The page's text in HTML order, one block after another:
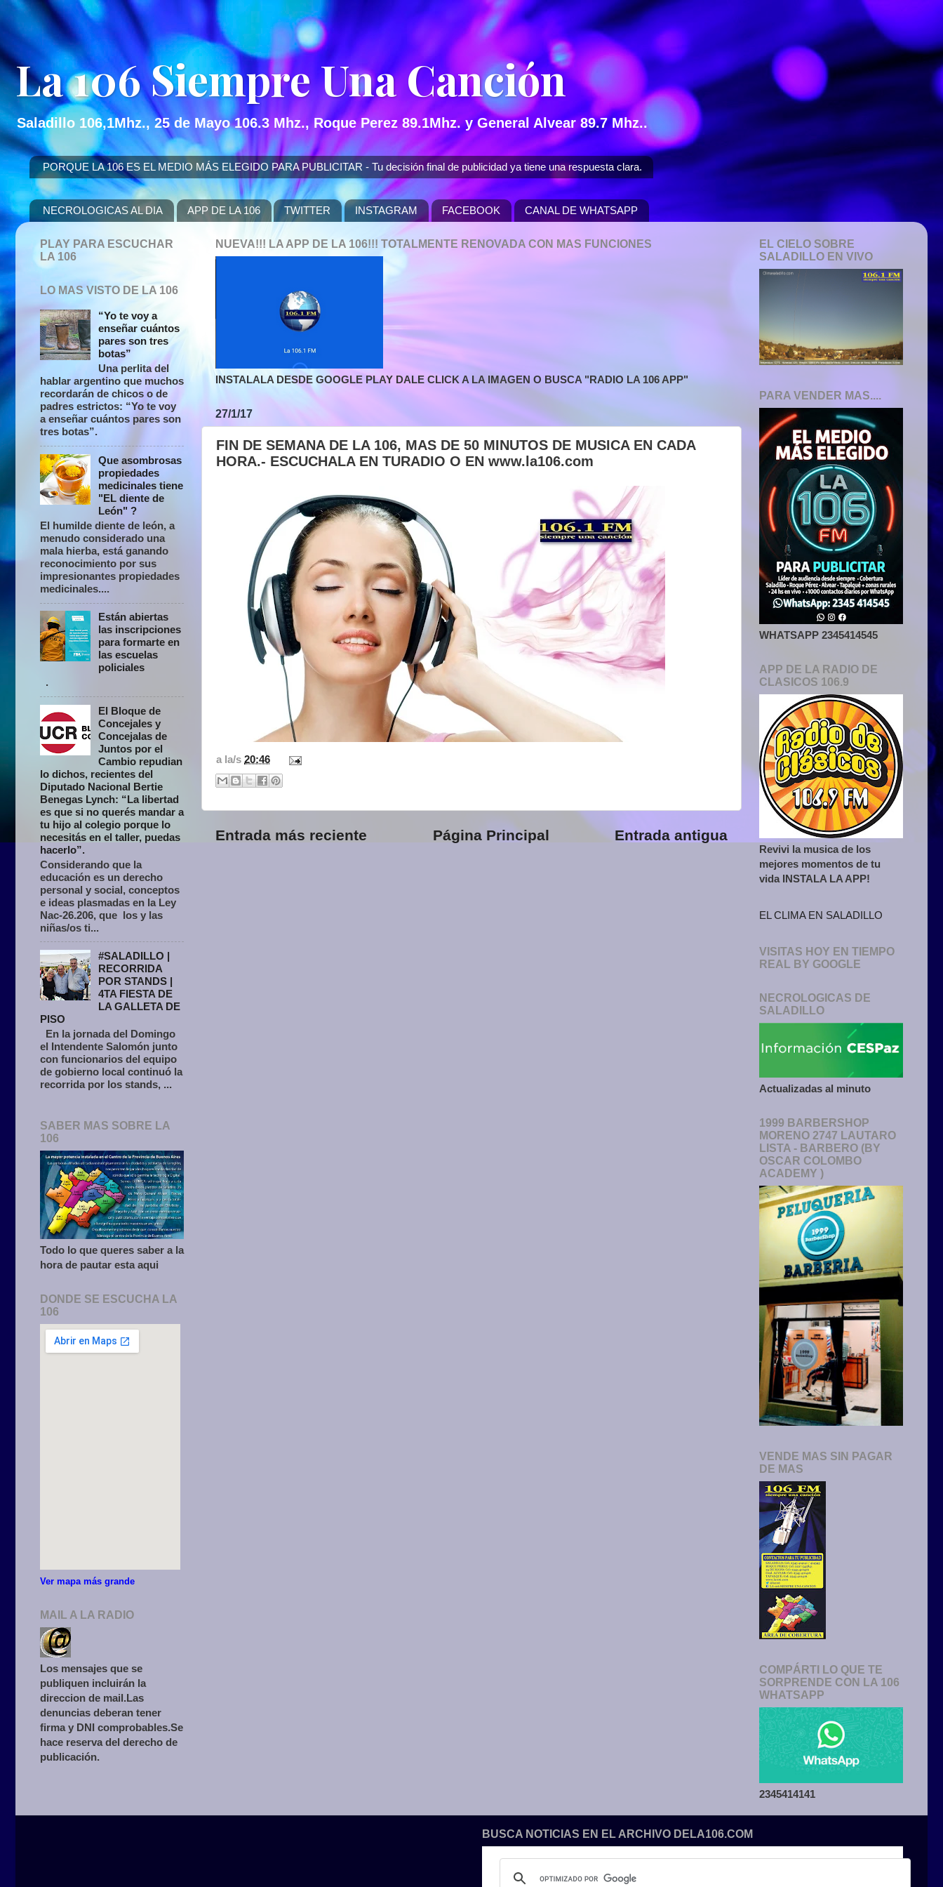
La 106 Siempre Una Canción
Saladillo 106,1Mhz., 25 de Mayo 106.3 Mhz., Roque Perez 89.1Mhz. y General Alvear 89.7 Mhz..
PORQUE LA 106 ES EL MEDIO MÁS ELEGIDO PARA PUBLICITAR - Tu decisión final de publicidad ya tiene una respuesta clara.
NECROLOGICAS AL DIA APP DE LA 106 TWITTER INSTAGRAM FACEBOOK CANAL DE WHATSAPP
NUEVA!!! LA APP DE LA 106!!! TOTALMENTE RENOVADA CON MAS FUNCIONES
INSTALALA DESDE GOOGLE PLAY DALE CLICK A LA IMAGEN O BUSCA "RADIO LA 106 APP"
27/1/17
FIN DE SEMANA DE LA 106, MAS DE 50 MINUTOS DE MUSICA EN CADA
HORA.- ESCUCHALA EN TURADIO O EN www.la106.com
a la/s 20:46
Entrada más reciente Entrada antigua
Página Principal
PLAY PARA ESCUCHAR
LA 106
LO MAS VISTO DE LA 106
“Yo te voy a
enseñar cuántos
pares son tres
botas”
Una perlita del
hablar argentino que muchos
recordarán de chicos o de
padres estrictos: “Yo te voy
a enseñar cuántos pares son
tres botas”.
Que asombrosas
propiedades
medicinales tiene
"EL diente de
León" ?
El humilde diente de león, a
menudo considerado una
mala hierba, está ganando
reconocimiento por sus
impresionantes propiedades
medicinales....
Están abiertas
las inscripciones
para formarte en
las escuelas
policiales
.
El Bloque de
Concejales y
Concejalas de
Juntos por el
Cambio repudian
lo dichos, recientes del
Diputado Nacional Bertie
Benegas Lynch: “La libertad
es que si no querés mandar a
tu hijo al colegio porque lo
necesitás en el taller, puedas
hacerlo”.
Considerando que la
educación es un derecho
personal y social, conceptos
e ideas plasmadas en la Ley
Nac-26.206, que los y las
niñas/os ti...
#SALADILLO |
RECORRIDA
POR STANDS |
4TA FIESTA DE
LA GALLETA DE
PISO
En la jornada del Domingo
el Intendente Salomón junto
con funcionarios del equipo
de gobierno local continuó la
recorrida por los stands, ...
SABER MAS SOBRE LA
106
Todo lo que queres saber a la
hora de pautar esta aqui
DONDE SE ESCUCHA LA
106
Ver mapa más grande
MAIL A LA RADIO
Los mensajes que se
publiquen incluirán la
direccion de mail.Las
denuncias deberan tener
firma y DNI comprobables.Se
hace reserva del derecho de
publicación.
EL CIELO SOBRE
SALADILLO EN VIVO
PARA VENDER MAS....
WHATSAPP 2345414545
APP DE LA RADIO DE
CLASICOS 106.9
Revivi la musica de los
mejores momentos de tu
vida INSTALA LA APP!
EL CLIMA EN SALADILLO
VISITAS HOY EN TIEMPO
REAL BY GOOGLE
NECROLOGICAS DE
SALADILLO
Actualizadas al minuto
1999 BARBERSHOP
MORENO 2747 LAUTARO
LISTA - BARBERO (BY
OSCAR COLOMBO
ACADEMY )
VENDE MAS SIN PAGAR
DE MAS
COMPÁRTI LO QUE TE
SORPRENDE CON LA 106
WHATSAPP
2345414141
BUSCA NOTICIAS EN EL ARCHIVO DELA106.COM